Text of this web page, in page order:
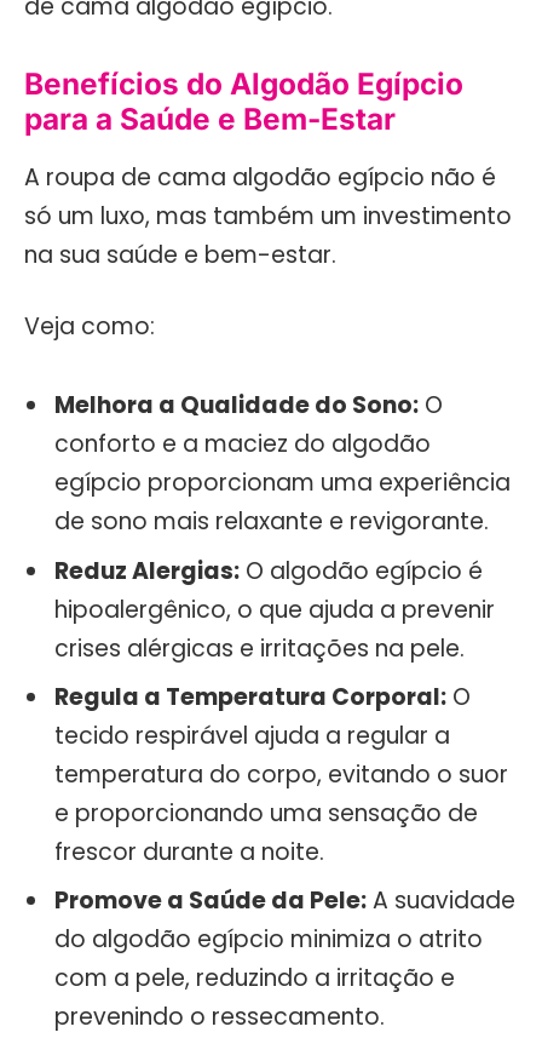
de cama algodão egípcio.
Benefícios do Algodão Egípcio
para a Saúde e Bem-Estar
A roupa de cama algodão egípcio não é
só um luxo, mas também um investimento
na sua saúde e bem-estar.
Veja como:
Melhora a Qualidade do Sono: O
conforto e a maciez do algodão
egípcio proporcionam uma experiência
de sono mais relaxante e revigorante.
Reduz Alergias: O algodão egípcio é
hipoalergênico, o que ajuda a prevenir
crises alérgicas e irritações na pele.
Regula a Temperatura Corporal: O
tecido respirável ajuda a regular a
temperatura do corpo, evitando o suor
e proporcionando uma sensação de
frescor durante a noite.
Promove a Saúde da Pele:A suavidade
do algodão egípcio minimiza o atrito
com a pele, reduzindo a irritação e
prevenindo o ressecamento.